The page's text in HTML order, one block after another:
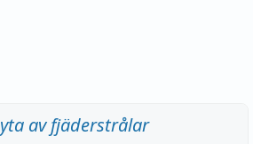
yta av fjäderstrålar